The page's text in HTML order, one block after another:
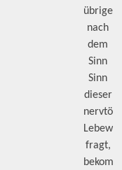
übrigens
nach
dem
Sinn
Sinn
dieser
fragt,